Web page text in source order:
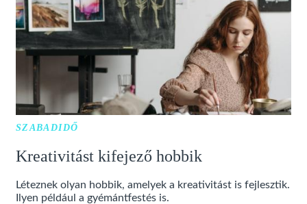
SZABADIDŐ
Kreativitást kifejező hobbik
Léteznek olyan hobbik, amelyek a kreativitást is fejlesztik.
Ilyen például a gyémántfestés is.